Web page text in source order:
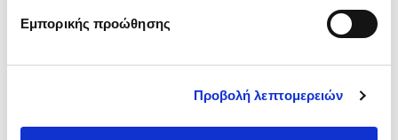
Εμπορικής προώθησης
Προβολή λεπτομερειών